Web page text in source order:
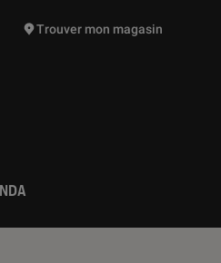
vont vous être proposées
Trouver mon magasin